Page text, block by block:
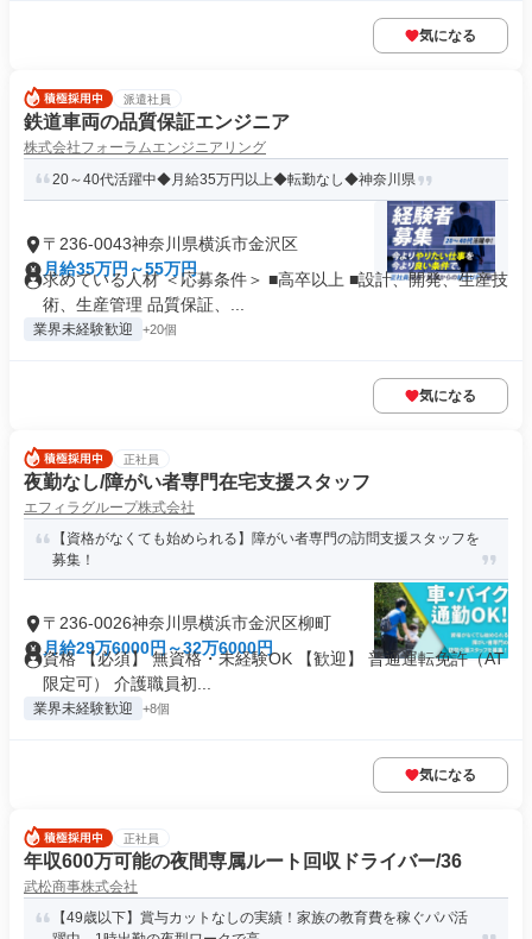
気になる
派遣社員
鉄道車両の品質保証エンジニア
株式会社フォーラムエンジニアリング
20～40代活躍中◆月給35万円以上◆転勤なし◆神奈川県
〒236-0043神奈川県横浜市金沢区
月給35万円～55万円
求めている人材 ＜応募条件＞ ■高卒以上 ■設計、開発、生産技
術、生産管理 品質保証、...
業界未経験歓迎 +20個
気になる
正社員
夜勤なし/障がい者専門在宅支援スタッフ
エフィラグループ株式会社
【資格がなくても始められる】障がい者専門の訪問支援スタッフを
募集！
〒236-0026神奈川県横浜市金沢区柳町
月給29万6000円～32万6000円
資格 【必須】 無資格・未経験OK 【歓迎】 普通運転免許（AT
限定可） 介護職員初...
業界未経験歓迎 +8個
気になる
正社員
年収600万可能の夜間専属ルート回収ドライバー/36
武松商事株式会社
【49歳以下】賞与カットなしの実績！家族の教育費を稼ぐパパ活